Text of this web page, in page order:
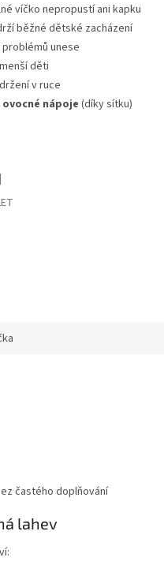
víčko nepropustí ani kapku
běžné dětské zacházení
unese
děti
v ruce
nápoje (díky sítku)
častého doplňování
lahev